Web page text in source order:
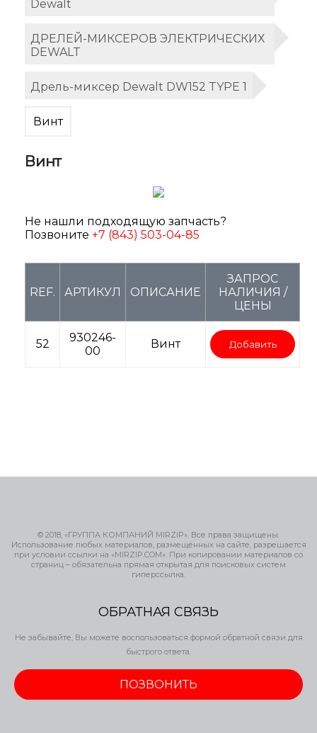
Dewalt
ДРЕЛЕЙ-МИКСЕРОВ ЭЛЕКТРИЧЕСКИХ
DEWALT
Дрель-миксер Dewalt DW152 TYPE 1
Винт
Винт
Не нашли подходящую запчасть?
Позвоните +7 (843) 503-04-85
REF. АРТИКУЛ ОПИСАНИЕ
ЗАПРОС
НАЛИЧИЯ /
ЦЕНЫ
52
930246-
00
Винт Добавить
© 2018, «ГРУППА КОМПАНИЙ MIRZIP». Все права защищены.
Использование любых материалов, размещённых на сайте, разрешается
при условии ссылки на «MIRZIP.COM». При копировании материалов со
страниц – обязательна прямая открытая для поисковых систем
гиперссылка.
ОБРАТНАЯ СВЯЗЬ
Не забывайте, Вы можете воспользоваться формой обратной связи для
быстрого ответа.
ПОЗВОНИТЬ